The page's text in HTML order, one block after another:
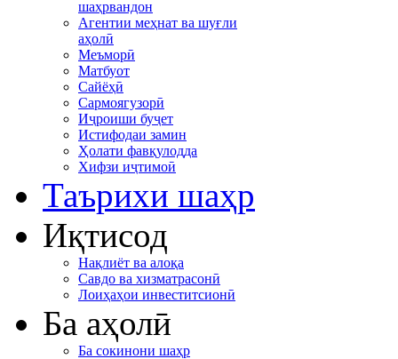
шаҳрвандон
Агентии меҳнат ва шуғли
аҳолӣ
Меъморӣ
Матбуот
Сайёҳӣ
Сармоягузорӣ
Иҷроиши буҷет
Истифодаи замин
Ҳолати фавқулодда
Хифзи иҷтимоӣ
Таърихи шаҳр
Иқтисод
Нақлиёт ва алоқа
Савдо ва хизматрасонӣ
Лоиҳаҳои инвеститсионӣ
Ба аҳолӣ
Ба сокинони шаҳр